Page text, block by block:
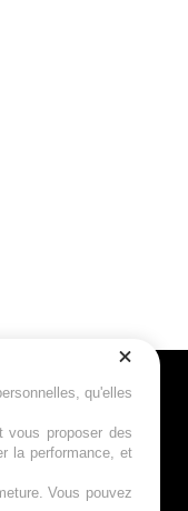
qu'elles
vous proposer des
la performance, et
Vous pouvez